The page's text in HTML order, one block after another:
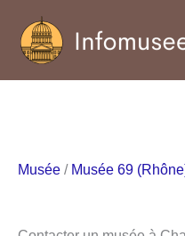
contenu
Musée / Musée 69